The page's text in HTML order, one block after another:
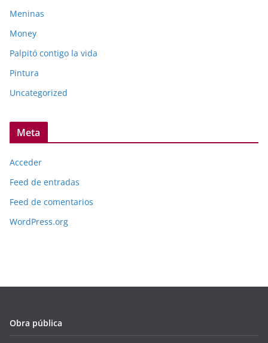
Meninas
Money
Palpitó contigo la vida
Pintura
Uncategorized
Meta
Acceder
Feed de entradas
Feed de comentarios
WordPress.org
Obra pública